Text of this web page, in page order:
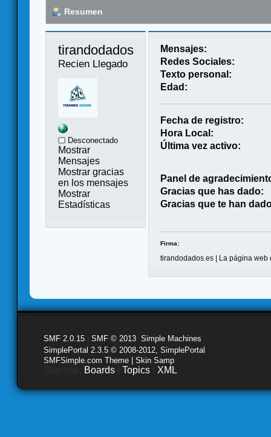
Resumen
Recien Llegado
Desconectado
Mostrar
Mensajes
Mostrar gracias
en los mensajes
Mostrar
Estadísticas
Mensajes:
Redes Sociales:
Texto personal:
Edad:
Fecha de registro:
Hora Local:
Última vez activo:
Panel de
Gracias que has dado:
Gracias que te han
Firma:
tirandodados.es | La página
SMF 2.0.15 SMF © 2013 Simple Machines
SimplePortal 2.3.5 © 2008-2012, SimplePortal
SMFSimple.com Theme | Skin Samp
Boards Topics XML